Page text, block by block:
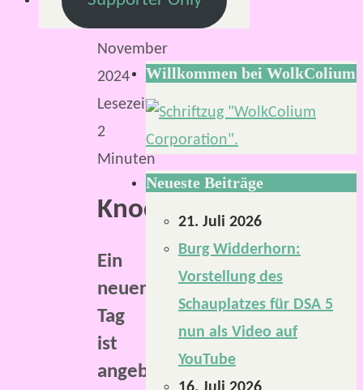
November
2024
Lesezeit:
2
Minuten
Knochengrube.
Ein
neuer
Tag
ist
angebrochen
Willkommen bei WolkColium
Neueste Beiträge
21. Juli 2026
Burg Widderhorn:
Vorstellung des
Schauplatzes für DSA 5
nun als Video auf
YouTube